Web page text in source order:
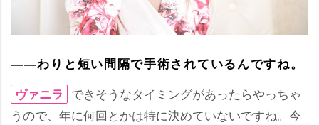
――わりと短い間隔で手術されているんですね。
ヴァニラ できそうなタイミングがあったらやっちゃ
うので、年に何回とかは特に決めていないですね。今